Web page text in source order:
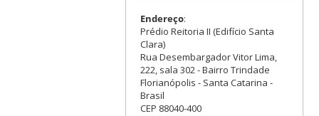
Endereço:
Prédio Reitoria II (Edifício Santa
Clara)
Rua Desembargador Vitor Lima,
222, sala 302 - Bairro Trindade
Florianópolis - Santa Catarina -
Brasil
CEP 88040-400